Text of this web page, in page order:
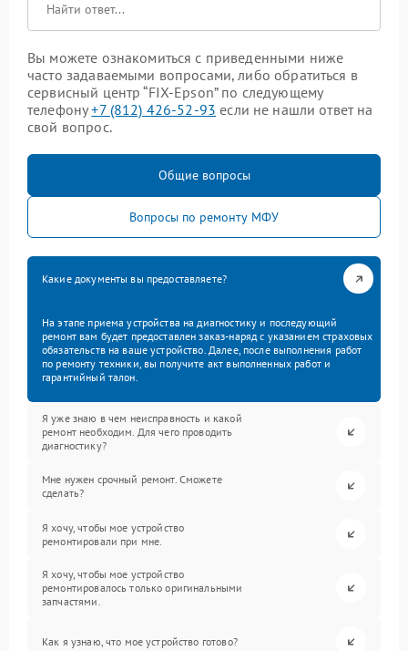
Вы можете ознакомиться с приведенными ниже
часто задаваемыми вопросами, либо обратиться в
сервисный центр “FIX-Epson” по следующему
телефону+7 (812) 426-52-93 если не нашли ответ на
свой вопрос.
Общие вопросы
Вопросы по ремонту МФУ
Какие документы вы предоставляете?
На этапе приема устройства на диагностику и последующий
ремонт вам будет предоставлен заказ-наряд с указанием страховых
обязательств на ваше устройство. Далее, после выполнения работ
по ремонту техники, вы получите акт выполненных работ и
гарантийный талон.
Я уже знаю в чем неисправность и какой
ремонт необходим. Для чего проводить
диагностику?
Мне нужен срочный ремонт. Сможете
сделать?
Я хочу, чтобы мое устройство
ремонтировали при мне.
Я хочу, чтобы мое устройство
ремонтировалось только оригинальными
запчастями.
Как я узнаю, что мое устройство готово?